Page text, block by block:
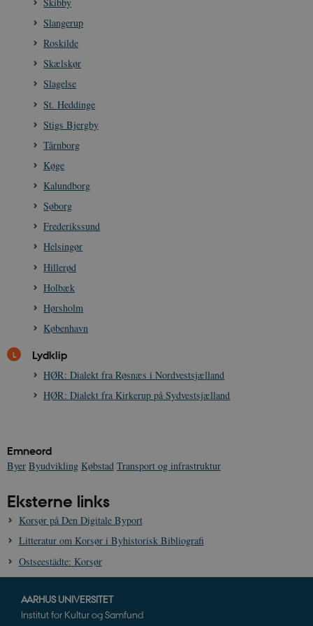
Slangerup
Roskilde
Skælskør
Slagelse
St. Heddinge
Stigs Bjergby
Tårnborg
Køge
Kalundborg
Søborg
Frederikssund
Helsingør
Hillerød
Holbæk
Hørsholm
København
Lydklip
HØR: Dialekt fra Røsnæs i Nordvestsjælland
HØR: Dialekt fra Kirkerup på Sydvestsjælland
Emneord
Byer Byudvikling Købstad Transport og infrastruktur
Eksterne links
Korsør på Den Digitale Byport
Litteratur om Korsør i Byhistorisk Bibliografi
Ostseestädte: Korsør
AARHUS UNIVERSITET
Institut for Kultur og Samfund
sp_landing
XSRF-TOKEN danmarkshistoriendk.h5p.com